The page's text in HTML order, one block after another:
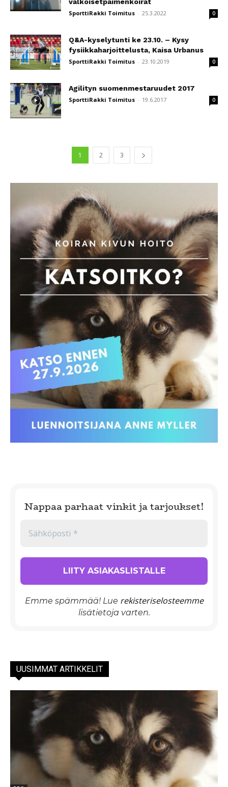
SporttiRakki Toimitus - 25.3.2022 0
Q&A-kyselytunti ke 23.10. – Kysy
fysiikkaharjoittelusta, Kaisa Urbanus
SporttiRakki Toimitus - 23.10.2019 0
Agilityn suomenmestaruudet 2017
SporttiRakki Toimitus - 19.6.2017 0
1 2 3
Nappaa parhaat vinkit ja tarjoukset!
Emme spämmää! Lue rekisteriselosteemme
lisätietoja varten.
UUSIMMAT ARTIKKELIT